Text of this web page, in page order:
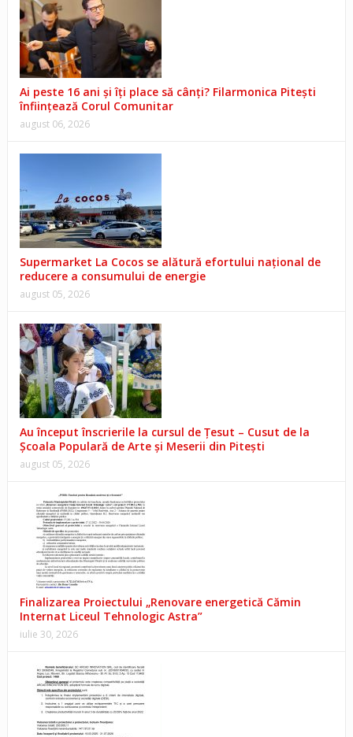
Ai peste 16 ani și îți place să cânți? Filarmonica Pitești
înființează Corul Comunitar
august 06, 2026
Supermarket La Cocos se alătură efortului național de
reducere a consumului de energie
august 05, 2026
Au început înscrierile la cursul de Țesut – Cusut de la
Școala Populară de Arte și Meserii din Pitești
august 05, 2026
Finalizarea Proiectului „Renovare energetică Cămin
Internat Liceul Tehnologic Astra”
iulie 30, 2026